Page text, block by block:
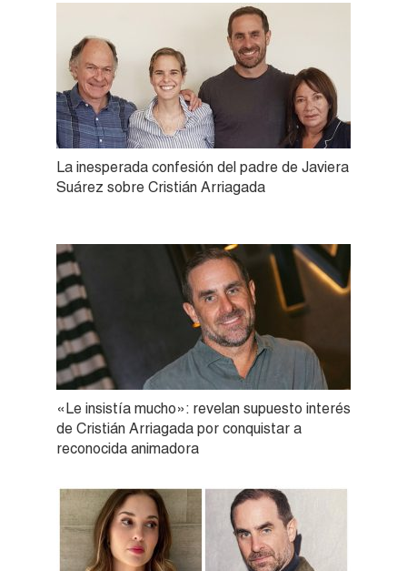
La inesperada confesión del padre de Javiera
Suárez sobre Cristián Arriagada
«Le insistía mucho»: revelan supuesto interés
de Cristián Arriagada por conquistar a
reconocida animadora